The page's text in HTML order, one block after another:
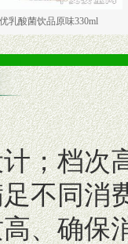
饮品原味330ml
；档次
不同消
、确保